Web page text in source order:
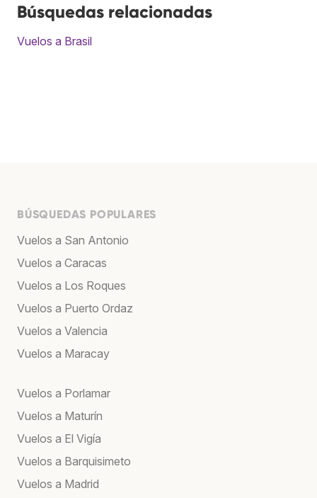
Búsquedas relacionadas
Vuelos a Brasil
BÚSQUEDAS POPULARES
Vuelos a San Antonio
Vuelos a Caracas
Vuelos a Los Roques
Vuelos a Puerto Ordaz
Vuelos a Valencia
Vuelos a Maracay
Vuelos a Porlamar
Vuelos a Maturín
Vuelos a El Vigía
Vuelos a Barquisimeto
Vuelos a Madrid